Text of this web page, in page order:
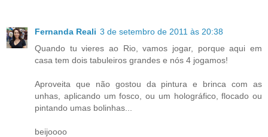
Fernanda Reali 3 de setembro de 2011 às 20:38
Quando tu vieres ao Rio, vamos jogar, porque aqui em
casa tem dois tabuleiros grandes e nós 4 jogamos!
Aproveita que não gostou da pintura e brinca com as
unhas, aplicando um fosco, ou um holográfico, flocado ou
pintando umas bolinhas...
beijoooo